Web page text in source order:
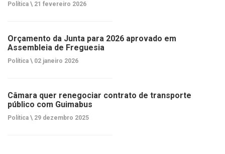
Política \ 21 fevereiro 2026
Orçamento da Junta para 2026 aprovado em
Assembleia de Freguesia
Política \ 02 janeiro 2026
Câmara quer renegociar contrato de transporte
público com Guimabus
Política \ 29 dezembro 2025